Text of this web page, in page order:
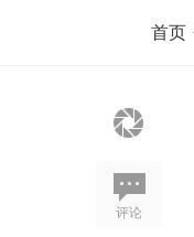
首页
评论